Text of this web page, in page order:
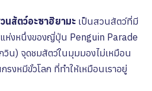
นสัตว์อะซาฮิยามะ เป็นสวนสัตว์ที่มี
ห่งหนึ่งของญี่ปุ่น Penguin Parade
วิน) จุดชมสัตว์ในมุมมองไม่เหมือน
รงหมีขั้วโลก ที่ทำให้เหมือนเราอยู่